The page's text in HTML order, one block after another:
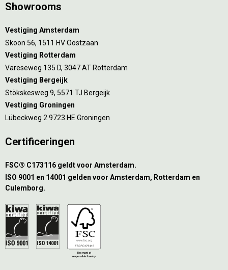
Showrooms
Vestiging Amsterdam
Skoon 56, 1511 HV Oostzaan
Vestiging Rotterdam
Vareseweg 135 D, 3047 AT Rotterdam
Vestiging Bergeijk
Stökskesweg 9, 5571 TJ Bergeijk
Vestiging Groningen
Lübeckweg 2 9723 HE Groningen
Certificeringen
FSC® C173116 geldt voor Amsterdam.
ISO 9001 en 14001 gelden voor Amsterdam, Rotterdam en
Culemborg.